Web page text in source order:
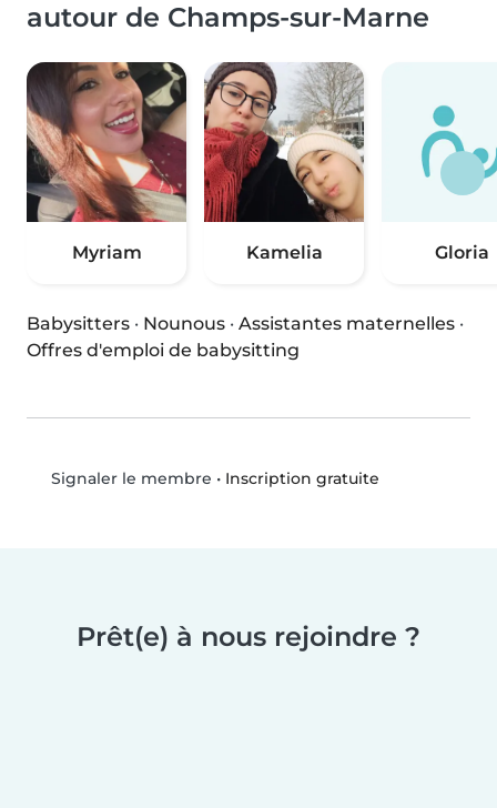
autour de Champs-sur-Marne
Myriam Kamelia Gloria
Babysitters · Nounous · Assistantes maternelles ·
Offres d'emploi de babysitting
Signaler le membre • Inscription gratuite
Prêt(e) à nous rejoindre ?